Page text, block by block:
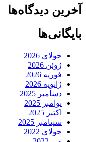
آخرین دیدگاه‌ها
بایگانی‌ها
جولای 2026
ژوئن 2026
فوریه 2026
ژانویه 2026
دسامبر 2025
نوامبر 2025
اکتبر 2025
سپتامبر 2025
جولای 2022